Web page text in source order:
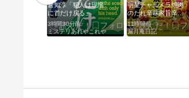
倉知淳「犯人は現場
に首だけ戻る」
3時間30分前
ミステリあれやこれや
明星チャルメラ焼肉
のたれ辛味家旨辛醤
油焼そば
11時間前
漏月庵日記